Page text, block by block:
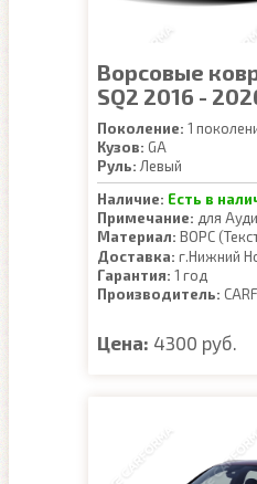
Ворсовые
SQ2 2016 -
Поколение: 1
Кузов: GA
Руль: Левый
Наличие: Есть в
Примечание: для
Материал: ВОРС
Доставка: г.Нижний
Гарантия: 1 год
Производитель:
Цена: 4300 руб.